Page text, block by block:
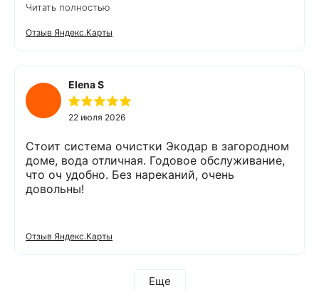
подобрать оптимальный вариант, пригласил в
офис для заключения договора. Оборудование
«Экодар компакт», которое я поставил,
существенно снизило жесткость воды,
убрало посторонние запахи. Вода стала
мягкой и приятной на вкус. Полностью
доволен сотрудничеством с Компанией
«Экодар». Рекомендую.
Читать полностью
Отзыв Яндекс.Карты
Elena S
22 июля 2026
Стоит система очистки Экодар в загородном
доме, вода отличная. Годовое обслуживание,
что оч удобно. Без нареканий, очень
довольны!
Отзыв Яндекс.Карты
Еще